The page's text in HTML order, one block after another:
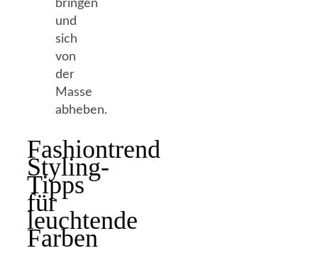
bringen
und
sich
von
der
Masse
abheben.
Fashiontrend
Styling-
Tipps
für
leuchtende
Farben